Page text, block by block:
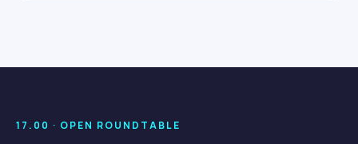
17.00 · OPEN ROUNDTABLE